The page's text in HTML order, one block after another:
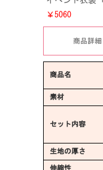
服 セクシー
ルー 透明 ク
￥5060
商品詳細
商品名
素材
セット内容
生地の厚さ
伸縮性